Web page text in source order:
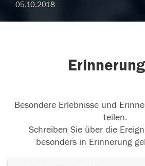
05.10.2018
Besondere Erlebnisse und
teilen.
Schreiben Sie über die
besonders in Erinnerung